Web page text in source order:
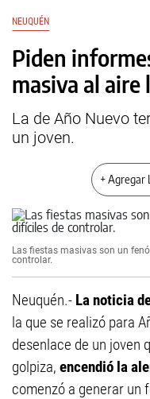
NEUQUÉN
Piden
masiva al aire
La de Año Nuevo
un joven.
+ Agregar
Las fiestas masivas son un
controlar.
Neuquén.- La noticia
la que se realizó para
desenlace de un joven
golpiza, encendió la
comenzó a generar un